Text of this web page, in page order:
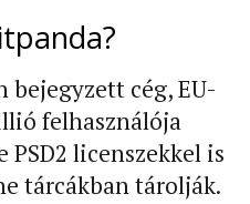
bejegyzett cég, EU-
felhasználója
licenszekkel is
tárcákban tárolják.